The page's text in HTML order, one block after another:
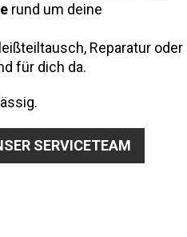
rund um deine
Reparatur oder
für dich da.
SERVICETEAM